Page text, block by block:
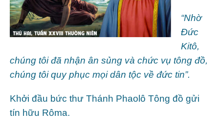
“Nhờ
Ðức
Kitô,
chúng tôi đã nhận ân sủng và chức vụ tông đồ,
chúng tôi quy phục mọi dân tộc về đức tin”.
Khởi đầu bức thư Thánh Phaolô Tông đồ gửi
tín hữu Rôma.